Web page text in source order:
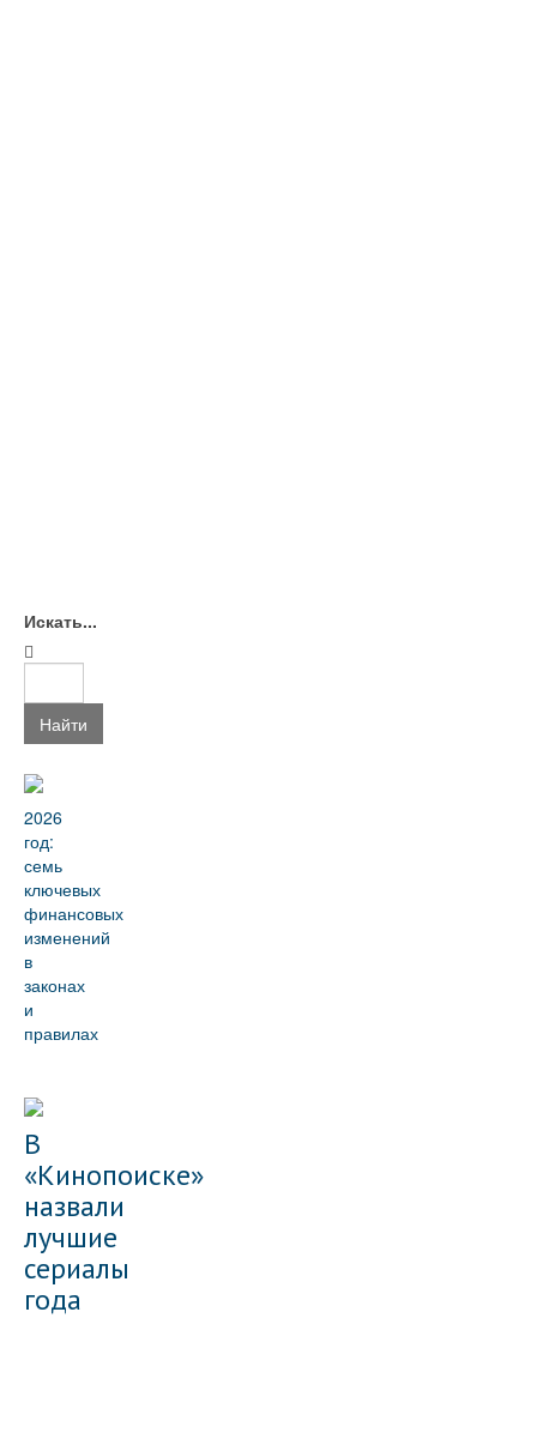
Искать...
Найти
2026
год:
семь
ключевых
финансовых
изменений
в
законах
и
правилах
В
«Кинопоиске»
назвали
лучшие
сериалы
года